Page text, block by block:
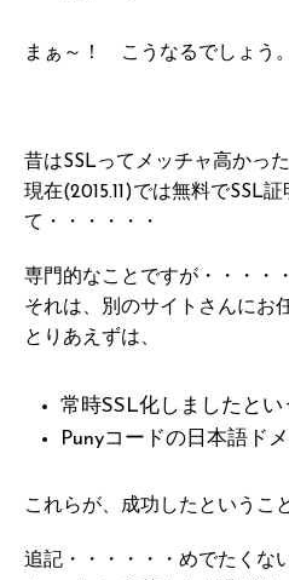
まぁ～！ こうなるでしょう
昔はSSLってメッチャ高かった
現在(2015.11)では無料でSSL
て・・・・・・
専門的なことですが・・・・
それは、別のサイトさんにお
とりあえずは、
常時SSL化しましたとい
Punyコードの日本語ド
これらが、成功したというこ
追記・・・・・・めでたくな